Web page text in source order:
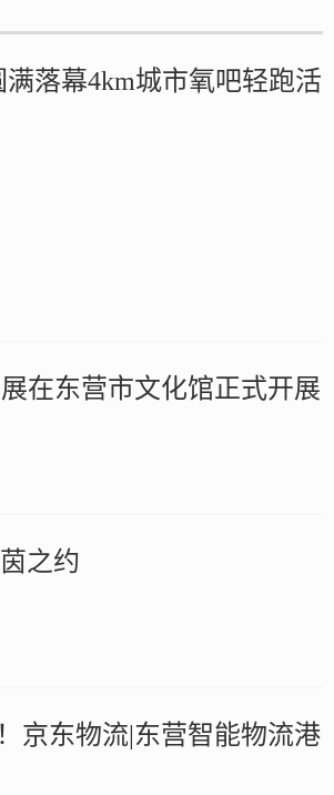
落幕4km城市氧吧轻跑活
在东营市文化馆正式开展
之约
京东物流|东营智能物流港